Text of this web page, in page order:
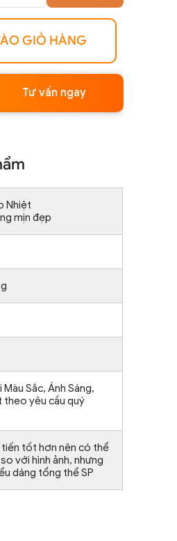
GIỎ HÀNG
Tư vấn ngay
Nhiệt
mịn đẹp
Sắc, Ánh Sáng,
theo yêu cầu quý
tiến tốt hơn nên có thể
với hình ảnh, nhưng
dáng tổng thể SP